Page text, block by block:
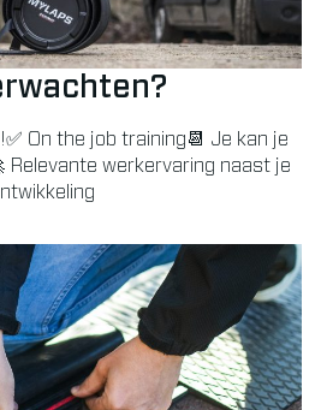
On the job training📆 Je kan je
Relevante werkervaring naast je